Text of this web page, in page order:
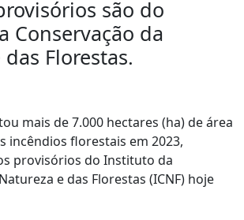
são do
Conservação da
Florestas.
mais de 7.000 hectares (ha) de área
incêndios florestais em 2023,
provisórios do Instituto da
e das Florestas (ICNF) hoje